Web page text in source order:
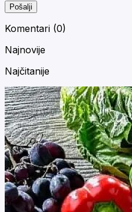
Pošalji
Komentari (0)
Najnovije
Najčitanije